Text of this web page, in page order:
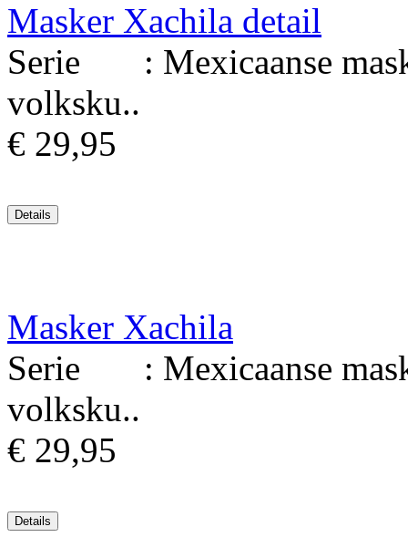
Masker Xachila detail
Serie : Mexicaanse
volksku..
€ 29,95
Masker Xachila
Serie : Mexicaanse
volksku..
€ 29,95